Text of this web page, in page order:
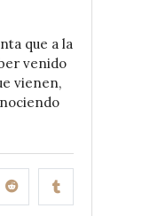
que a la
venido
vienen,